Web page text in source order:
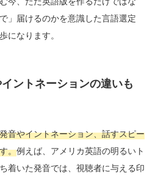
」届けるのかを意識した言語選定
になります。
ントネーションの違いも
音やイントネーション、話すスピー
。例えば、アメリカ英語の明るいト
着いた発音では、視聴者に与える印